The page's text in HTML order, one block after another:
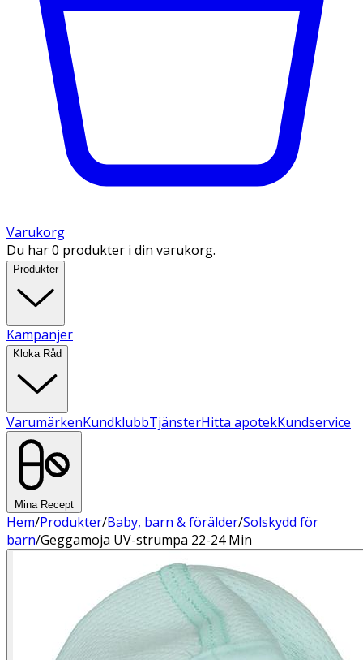
Varukorg
Du har 0 produkter i din varukorg.
Produkter
Kampanjer
Kloka Råd
VarumärkenKundklubbTjänsterHitta apotekKundservice
Mina Recept
Hem/Produkter/Baby, barn & förälder/Solskydd för
barn/Geggamoja UV-strumpa 22-24 Min